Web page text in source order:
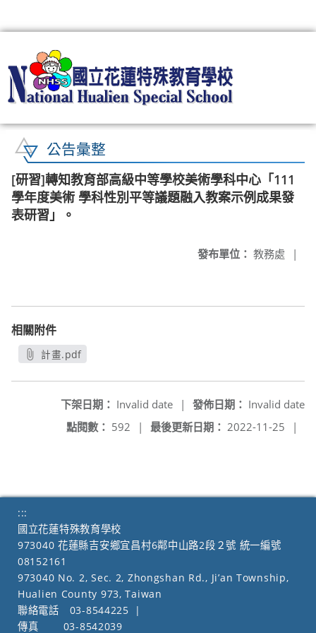
公告彙整
[研習]轉知教育部高級中等學校美術學科中心「111
學年度美術 學科性別平等議題融入教案示例成果發
表研習」。
發布單位： 教務處 |
相關附件
計畫.pdf
發佈日期： Invalid date
下架日期： Invalid date
|
最後更新日期： 2022-11-25 |
點閱數： 592 |
:::
國立花蓮特殊教育學校
973040 花蓮縣吉安鄉宜昌村6鄰中山路2段２號 統一編號
08152161
973040 No. 2, Sec. 2, Zhongshan Rd., Ji’an Township,
Hualien County 973, Taiwan
聯絡電話
03-8544225
|
傳真
03-8542039